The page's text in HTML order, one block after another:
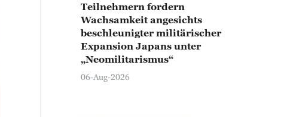
Teilnehmern fordern
Wachsamkeit angesichts
beschleunigter militärischer
Expansion Japans unter
„Neomilitarismus“
06-Aug-2026